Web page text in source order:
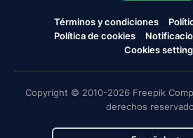
Términos y condiciones
Política de cookies
Cookies
Copyright © 2010-2026 Freepik
derechos